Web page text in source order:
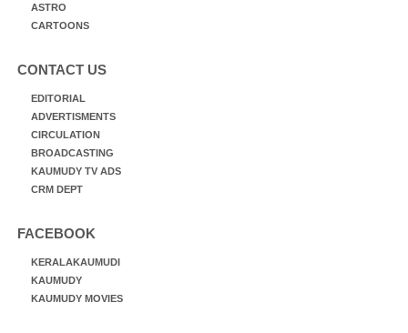
ASTRO
CARTOONS
CONTACT US
EDITORIAL
ADVERTISMENTS
CIRCULATION
BROADCASTING
KAUMUDY TV ADS
CRM DEPT
FACEBOOK
KERALAKAUMUDI
KAUMUDY
KAUMUDY MOVIES